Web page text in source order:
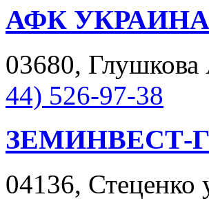
АФК
03680,
44) 526-97-38
ЗЕМИНВЕСТ-
04136,